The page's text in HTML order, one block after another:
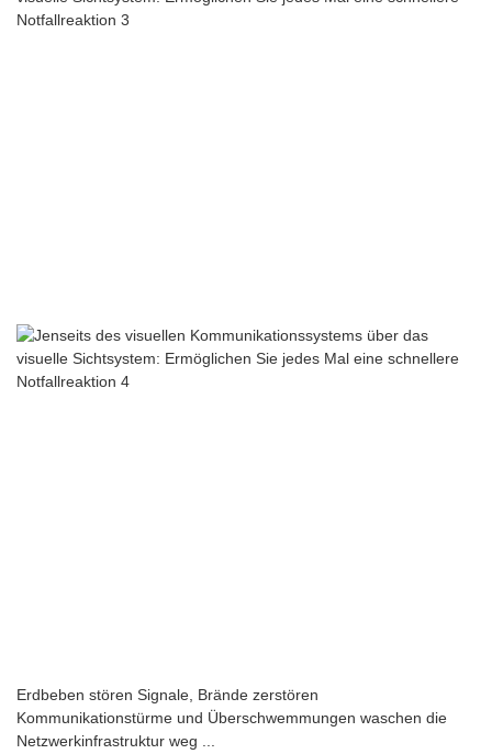
Erdbeben stören Signale, Brände zerstören
Kommunikationstürme und Überschwemmungen waschen die
Netzwerkinfrastruktur weg ...